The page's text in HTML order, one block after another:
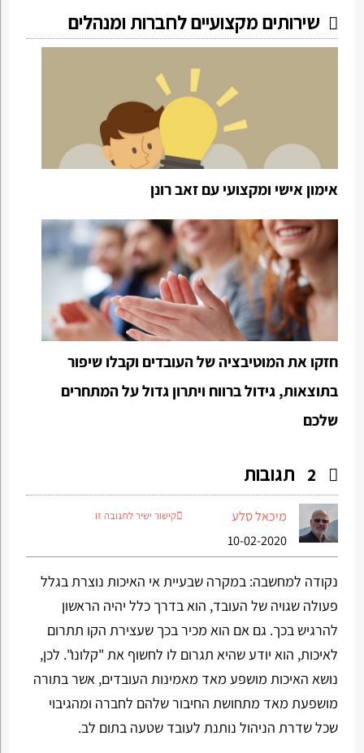
שירותים מקצועיים לחברות ומנהלים
אימון אישי ומקצועי עם זאב רונן
חזקו את המוטיבציה של העובדים וקבלו שיפור
בתוצאות, גידול ברווח ויתרון גדול על המתחרים
שלכם
2 תגובות
מיכאל סלע
10-02-2020
קישור ישיר לתגובה זו
נקודה למחשבה: במקרה שבעיית אי האיכות נוצרת בגלל
פעולה שגויה של העובד, הוא בדרך כלל יהיה הראשון
להרגיש בכך. גם אם הוא מכיר בכך שעצירת הקו תתרום
לאיכות, הוא יודע שהיא תגרום לו לחשוף את "קלונו". לכן,
נושא האיכות מושפע מאד מאמינות העובדים, אשר בתורה
מושפעת מאד מתחושת החיבור שלהם לחברה ומהגיבוי
שכל שדרת הניהול נותנת לעובד שטעה בתום לב.